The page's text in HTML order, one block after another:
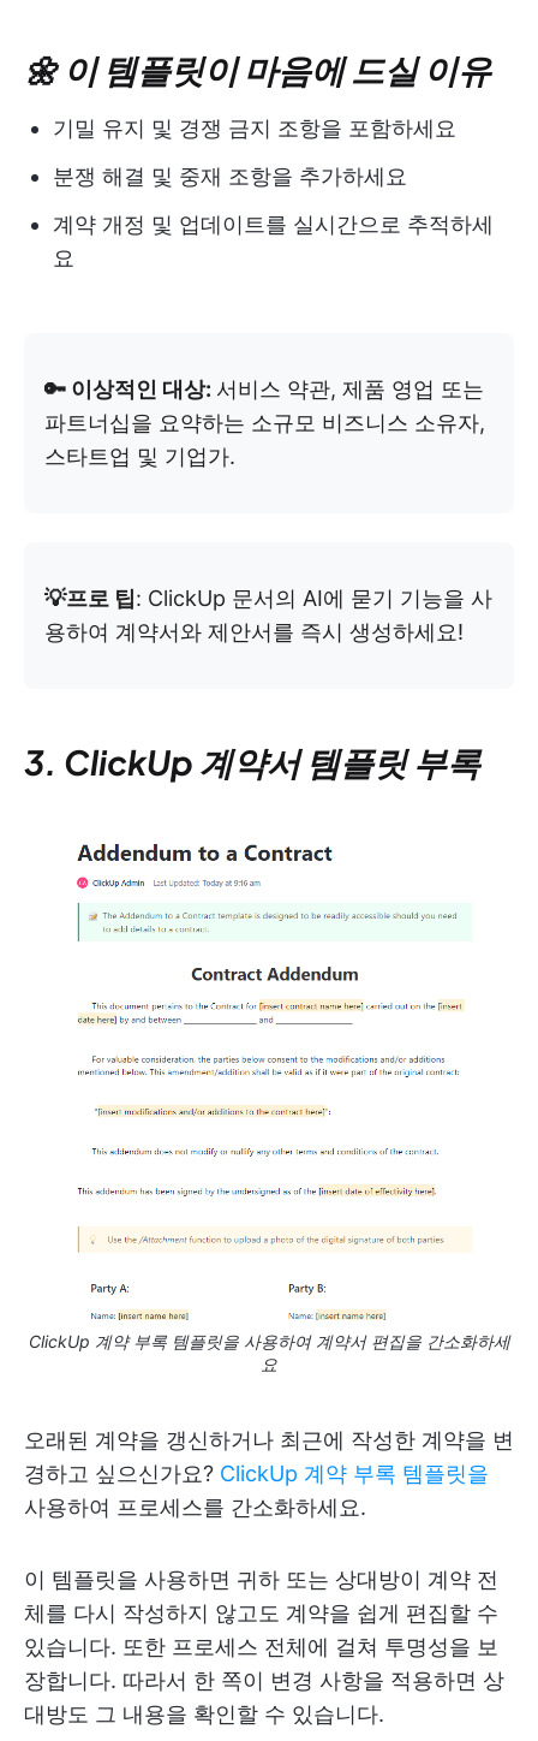
🌼 이 템플릿이 마음에 드실 이유
기밀 유지 및 경쟁 금지 조항을 포함하세요
분쟁 해결 및 중재 조항을 추가하세요
계약 개정 및 업데이트를 실시간으로 추적하세
요
🔑 이상적인 대상: 서비스 약관, 제품 영업 또는
파트너십을 요약하는 소규모 비즈니스 소유자,
스타트업 및 기업가.
💡프로 팁: ClickUp 문서의 AI에 묻기 기능을 사
용하여 계약서와 제안서를 즉시 생성하세요!
3. ClickUp 계약서 템플릿 부록
ClickUp 계약 부록 템플릿을 사용하여 계약서 편집을 간소화하세
요
오래된 계약을 갱신하거나 최근에 작성한 계약을 변
경하고 싶으신가요? ClickUp 계약 부록 템플릿을
사용하여 프로세스를 간소화하세요.
이 템플릿을 사용하면 귀하 또는 상대방이 계약 전
체를 다시 작성하지 않고도 계약을 쉽게 편집할 수
있습니다. 또한 프로세스 전체에 걸쳐 투명성을 보
장합니다. 따라서 한 쪽이 변경 사항을 적용하면 상
대방도 그 내용을 확인할 수 있습니다.